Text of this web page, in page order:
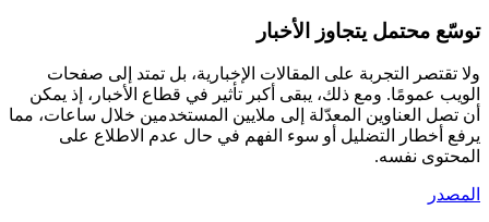
توسّع محتمل يتجاوز الأخبار
ولا تقتصر التجربة على المقالات الإخبارية، بل تمتد إلى صفحات
الويب عمومًا. ومع ذلك، يبقى أكبر تأثير في قطاع الأخبار، إذ يمكن
أن تصل العناوين المعدّلة إلى ملايين المستخدمين خلال ساعات، مما
يرفع أخطار التضليل أو سوء الفهم في حال عدم الاطلاع على
المحتوى نفسه.
المصدر